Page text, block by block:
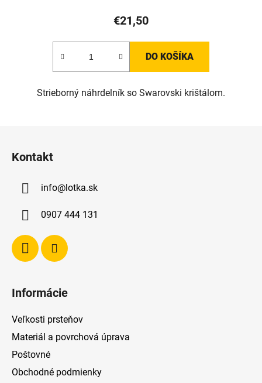
€21,50
DO KOŠÍKA
Strieborný náhrdelník so Swarovski krištálom.
Kontakt
info@lotka.sk
0907 444 131
Informácie
Veľkosti prsteňov
Materiál a povrchová úprava
Poštovné
Obchodné podmienky